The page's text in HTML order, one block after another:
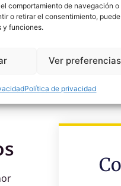
comportamiento de navegación o
o retirar el consentimiento, puede
y funciones.
Ver preferencias
Política de privacidad